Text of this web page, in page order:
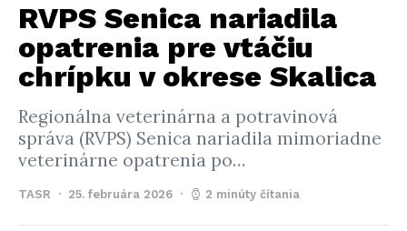
RVPS Senica nariadila
opatrenia pre vtáčiu
chrípku v okrese Skalica
Regionálna veterinárna a potravinová
správa (RVPS) Senica nariadila mimoriadne
veterinárne opatrenia po…
TASR 25. februára 2026 2 minúty čítania